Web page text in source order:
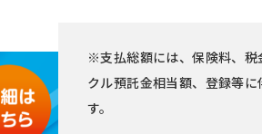
※支払総額には、保険料、
クル預託金相当額、登録等
す。